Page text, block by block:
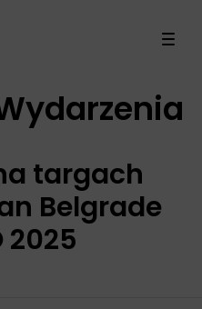
targach
Belgrade
2025